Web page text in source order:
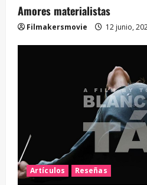
Amores materialistas
Filmakersmovie 12 junio,
Artículos Reseñas